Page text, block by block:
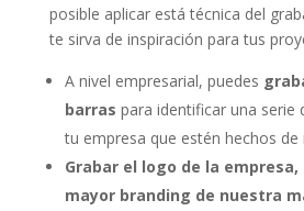
posible aplicar está técnica del
te sirva de inspiración para tus
A nivel empresarial, puedes
barras para identificar una serie
tu empresa que estén hechos de
Grabar el logo de la
mayor branding de nuestra